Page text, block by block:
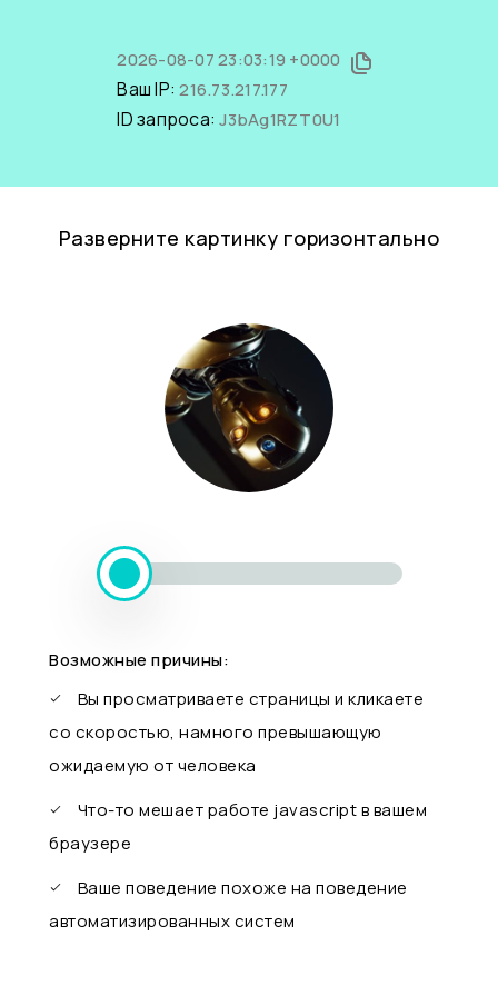
2026-08-07 23:03:19 +0000
Ваш IP:216.73.217.177
ID запроса:J3bAg1RZT0U1
Разверните картинку горизонтально
Возможные причины:
Вы просматриваете страницы и кликаете
со скоростью, намного превышающую
ожидаемую от человека
Что-то мешает работе javascript в вашем
браузере
Ваше поведение похоже на поведение
автоматизированных систем